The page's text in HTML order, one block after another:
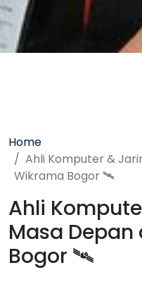
Home
Ahli Komputer &
Wikrama Bogor 🛰️
Ahli
Masa Depan
Bogor 🛰️